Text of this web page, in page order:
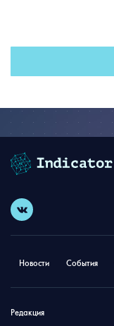
Новости События
Редакция